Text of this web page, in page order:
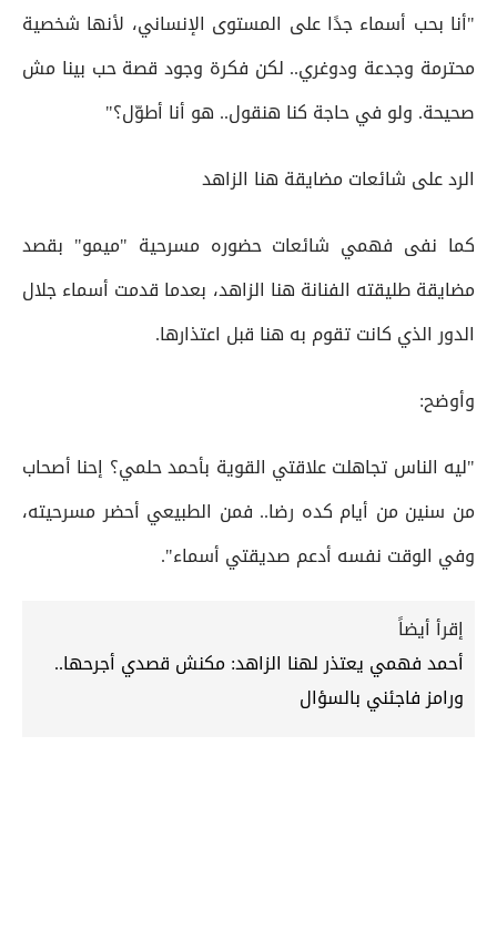
"أنا بحب أسماء جدًا على المستوى الإنساني، لأنها شخصية
محترمة وجدعة ودوغري.. لكن فكرة وجود قصة حب بينا مش
صحيحة. ولو في حاجة كنا هنقول.. هو أنا أطوّل؟"
الرد على شائعات مضايقة هنا الزاهد
كما نفى فهمي شائعات حضوره مسرحية "ميمو" بقصد
مضايقة طليقته الفنانة هنا الزاهد، بعدما قدمت أسماء جلال
الدور الذي كانت تقوم به هنا قبل اعتذارها.
وأوضح:
"ليه الناس تجاهلت علاقتي القوية بأحمد حلمي؟ إحنا أصحاب
من سنين من أيام كده رضا.. فمن الطبيعي أحضر مسرحيته،
وفي الوقت نفسه أدعم صديقتي أسماء".
إقرأ أيضاً
أحمد فهمي يعتذر لهنا الزاهد: مكنش قصدي أجرحها..
ورامز فاجئني بالسؤال